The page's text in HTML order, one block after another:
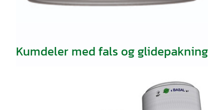
Kumdeler med fals og glidepakning